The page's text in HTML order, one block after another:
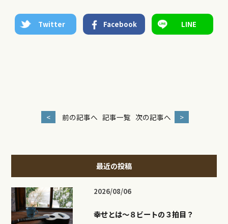
Twitter Facebook LINE
< 前の記事へ 記事一覧 次の記事へ >
最近の投稿
2026/08/06
幸せとは〜８ビートの３拍目？